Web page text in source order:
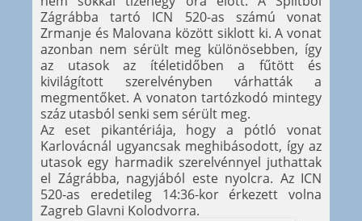
Zágrábba tartó ICN 520-as számú vonat
Zrmanje és Malovana között siklott ki. A vonat
azonban nem sérült meg különösebben, így
az utasok az ítéletidőben a fűtött és
kivilágított szerelvényben várhatták a
megmentőket. A vonaton tartózkodó mintegy
száz utasból senki sem sérült meg.
Az eset pikantériája, hogy a pótló vonat
Karlovácnál ugyancsak meghibásodott, így az
utasok egy harmadik szerelvénnyel juthattak
el Zágrábba, nagyjából este nyolcra. Az ICN
520-as eredetileg 14:36-kor érkezett volna
Zagreb Glavni Kolodvorra.